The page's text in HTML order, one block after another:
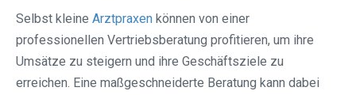
Selbst kleine Arztpraxen können von einer
professionellen Vertriebsberatung profitieren, um ihre
Umsätze zu steigern und ihre Geschäftsziele zu
erreichen. Eine maßgeschneiderte Beratung kann dabei